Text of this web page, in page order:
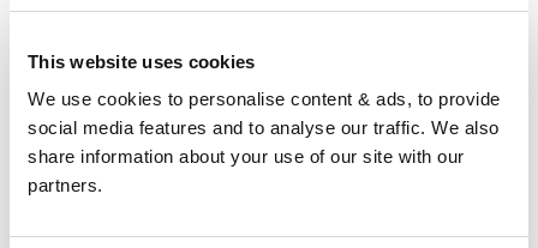
This website uses cookies
We use cookies to personalise content & ads, to provide
social media features and to analyse our traffic. We also
share information about your use of our site with our
partners.
180cm x
73"
Dimensions du matelas: La taille de matelas requise
pour ce lit
Largeur
Longueur: La longueur extérieure du lit